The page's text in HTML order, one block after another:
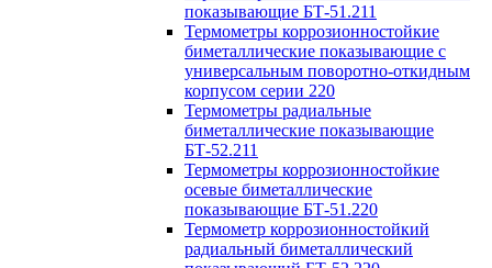
показывающие БТ-51.211
Термометры коррозионностойкие
биметаллические показывающие с
универсальным поворотно-откидным
корпусом серии 220
Термометры радиальные
биметаллические показывающие
БТ-52.211
Термометры коррозионностойкие
осевые биметаллические
показывающие БТ-51.220
Термометр коррозионностойкий
радиальный биметаллический